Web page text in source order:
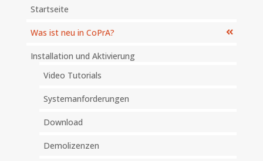
Startseite
Was ist neu in CoPrA?
Installation und Aktivierung
Video Tutorials
Systemanforderungen
Download
Demolizenzen